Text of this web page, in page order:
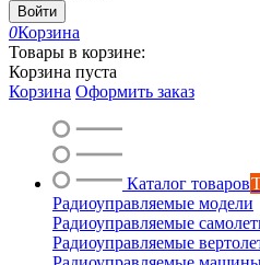
Войти
0Корзина
Товары в корзине:
Корзина пуста
Корзина Оформить заказ
Каталог товаров
Радиоуправляемые модели
Радиоуправляемые
Радиоуправляемые